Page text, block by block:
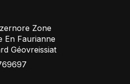
Zone
En Faurianne
Géovreissiat